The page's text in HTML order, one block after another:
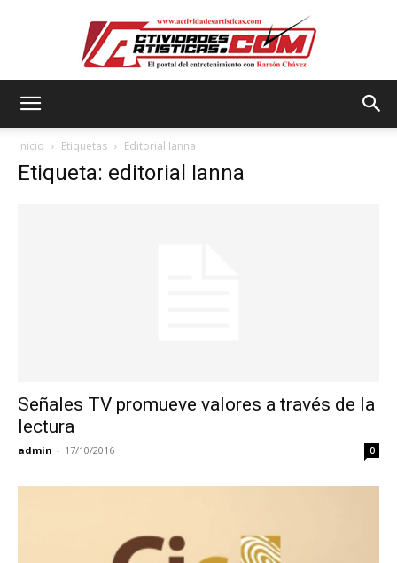
Inicio Etiquetas Editorial Ianna
Etiqueta: editorial Ianna
Señales TV promueve valores a través de la
lectura
admin - 17/10/2016 0